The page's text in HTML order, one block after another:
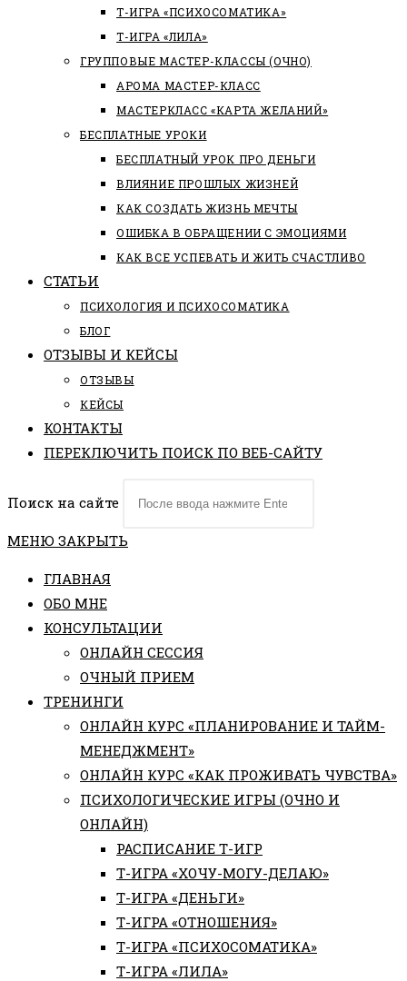
Т-ИГРА «ПСИХОСОМАТИКА»
Т-ИГРА «ЛИЛА»
ГРУППОВЫЕ МАСТЕР-КЛАССЫ (ОЧНО)
АРОМА МАСТЕР-КЛАСС
МАСТЕРКЛАСС «КАРТА ЖЕЛАНИЙ»
БЕСПЛАТНЫЕ УРОКИ
БЕСПЛАТНЫЙ УРОК ПРО ДЕНЬГИ
ВЛИЯНИЕ ПРОШЛЫХ ЖИЗНЕЙ
КАК СОЗДАТЬ ЖИЗНЬ МЕЧТЫ
ОШИБКА В ОБРАЩЕНИИ С ЭМОЦИЯМИ
КАК ВСЕ УСПЕВАТЬ И ЖИТЬ СЧАСТЛИВО
СТАТЬИ
ПCИХОЛОГИЯ И ПСИХОСОМАТИКА
БЛОГ
ОТЗЫВЫ И КЕЙСЫ
ОТЗЫВЫ
КЕЙСЫ
КОНТАКТЫ
ПЕРЕКЛЮЧИТЬ ПОИСК ПО ВЕБ-САЙТУ
Поиск на сайте
МЕНЮ ЗАКРЫТЬ
ГЛАВНАЯ
ОБО МНЕ
КОНСУЛЬТАЦИИ
ОНЛАЙН СЕССИЯ
ОЧНЫЙ ПРИЕМ
ТРЕНИНГИ
ОНЛАЙН КУРС «ПЛАНИРОВАНИЕ И ТАЙМ-
МЕНЕДЖМЕНТ»
ОНЛАЙН КУРС «КАК ПРОЖИВАТЬ ЧУВСТВА»
ПСИХОЛОГИЧЕСКИЕ ИГРЫ (ОЧНО И
ОНЛАЙН)
РАСПИСАНИЕ Т-ИГР
Т-ИГРА «ХОЧУ-МОГУ-ДЕЛАЮ»
Т-ИГРА «ДЕНЬГИ»
Т-ИГРА «ОТНОШЕНИЯ»
Т-ИГРА «ПСИХОСОМАТИКА»
Т-ИГРА «ЛИЛА»